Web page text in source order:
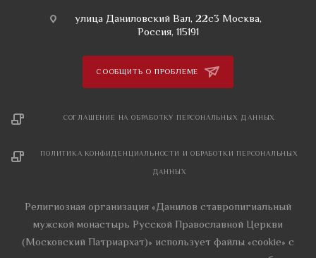
улица Даниловский Вал, 22с3 Москва,
Россия, 115191
СООБЩИТЬ О ПРОБЛЕМЕ
СОГЛАШЕНИЕ НА ОБРАБОТКУ ПЕРСОНАЛЬНЫХ ДАННЫХ
ПОЛИТИКА КОНФИДЕНЦИАЛЬНОСТИ И ОБРАБОТКИ ПЕРСОНАЛЬНЫХ
ДАННЫХ
Религиозная организация «Данилов ставропигиальный
мужской монастырь Русской Православной Церкви
(Московский Патриархат)» использует файлы «cookie» с